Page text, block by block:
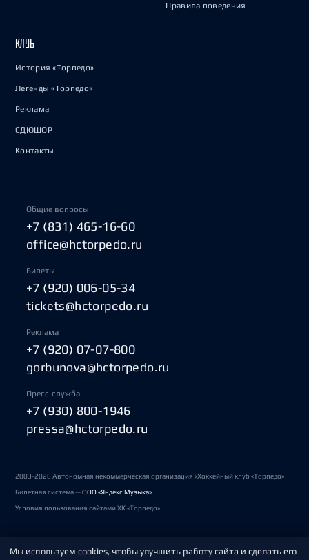
Правила поведения
КЛУБ
История «Торпедо»
Легенды «Торпедо»
Реклама
СДЮШОР
Контакты
Общие вопросы
+7 (831) 465-16-60
office@hctorpedo.ru
Билеты
+7 (920) 006-05-34
tickets@hctorpedo.ru
Реклама
+7 (920) 07-07-800
gorbunova@hctorpedo.ru
Пресс-служба
+7 (930) 800-1946
pressa@hctorpedo.ru
2003-2026 Автономная некоммерческая организация «Хоккейный клуб «Торпедо»
Билетная система —ООО «Яндекс Музыка»
Условия пользования сайтами ХК «Торпедо»
Политика обработки персональных данных
Мы используем cookies, чтобы улучшить работу сайта и сделать его